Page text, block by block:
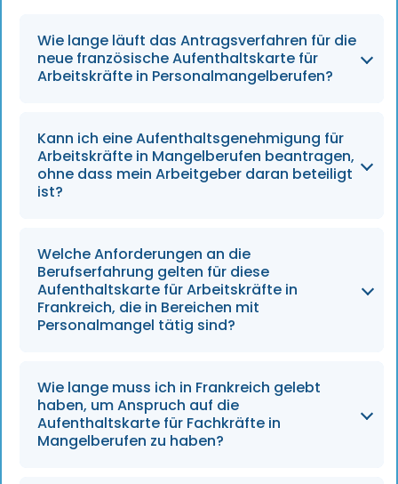
Wie lange läuft das Antragsverfahren für die
neue französische Aufenthaltskarte für
Arbeitskräfte in Personalmangelberufen?
Das vereinfachte Antragsverfahren für
Arbeitnehmer in Branchen mit
Personalmangel ist derzeit in Kraft und gilt bis
zum 31. Dezember 2026.
Kann ich eine Aufenthaltsgenehmigung für
Arbeitskräfte in Mangelberufen beantragen,
ohne dass mein Arbeitgeber daran beteiligt
ist?
Ja, gemäß dem Einwanderungsgesetz von
2024 können berechtigte Arbeitnehmer nun
selbstständig eine Aufenthaltsgenehmigung
beantragen, ohne dass ihr Arbeitgeber das
Verfahren einleiten muss.
Welche Anforderungen an die
Berufserfahrung gelten für diese
Aufenthaltskarte für Arbeitskräfte in
Frankreich, die in Bereichen mit
Personalmangel tätig sind?
Bewerber müssen in den letzten 24 Monaten
mindestens 12 Monate lang in einem Beruf mit
Personalmangel gearbeitet haben, um bis
2026 Anspruch auf die Karte zu haben.
Wie lange muss ich in Frankreich gelebt
haben, um Anspruch auf die
Aufenthaltskarte für Fachkräfte in
Mangelberufen zu haben?